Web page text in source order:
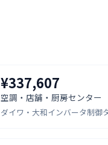
¥337,607
空調・店舗・厨房センター
ダイワ・大和インバータ制御